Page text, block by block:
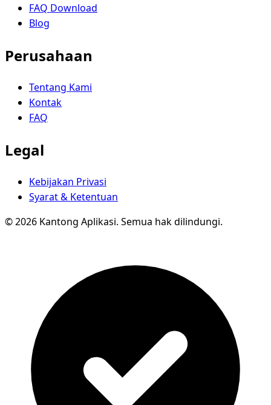
FAQ Download
Blog
Perusahaan
Tentang Kami
Kontak
FAQ
Legal
Kebijakan Privasi
Syarat & Ketentuan
© 2026 Kantong Aplikasi. Semua hak dilindungi.